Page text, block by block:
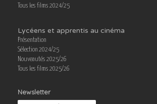
Tous les films 2024/25
Lycéens et apprentis au cinéma
Présentation
Sélection 2024/25
Nouveautés 2025/26
Tous les films 2025/26
Newsletter